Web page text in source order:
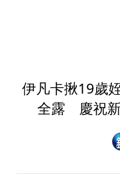
伊凡卡揪19歲
全露 慶祝新